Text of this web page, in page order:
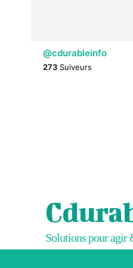
@cdurableinfo
273 Suiveurs
Solutions pour agir